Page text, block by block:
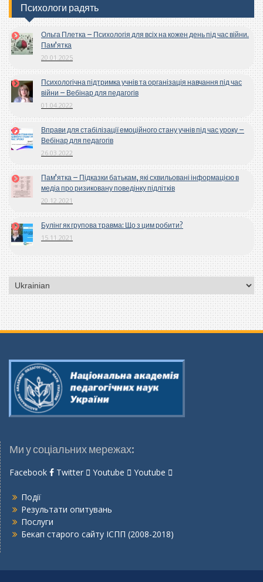
Психологи радять
Ольга Плетка – Психологія для всіх на кожен день під час війни.
Пам’ятка
20.01.2025
Психологічна підтримка учнів та організація навчання під час
війни – Вебінар для педагогів
01.04.2022
Вправи для стабілізації емоційного стану учнів під час уроку –
Вебінар для педагогів
26.03.2022
Пам’ятка – Підказки батькам, які схвильовані інформацією в
медіа про ризиковану поведінку підлітків
20.12.2021
Булінг як групова травма: Що з цим робити?
15.11.2021
Вибрати
мову
Ми у соціальних мережах:
Facebook Twitter Youtube Youtube
Події
Результати опитувань
Послуги
Бекап старого сайту ІСПП (2008-2018)